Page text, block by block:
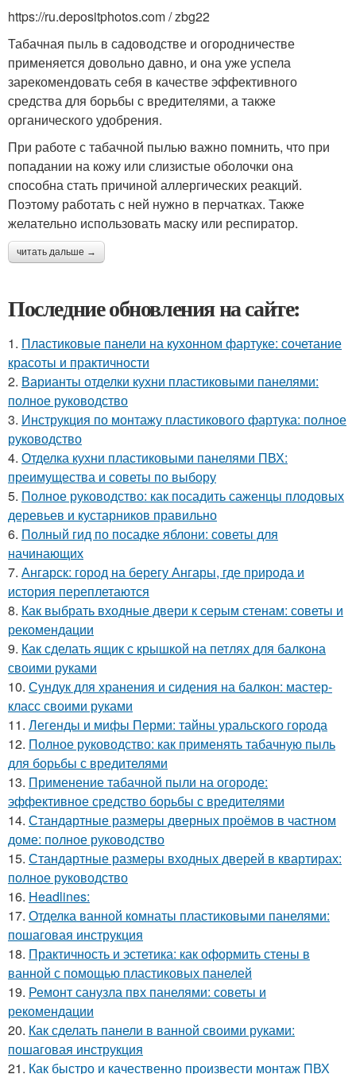
https://ru.depositphotos.com / zbg22
Табачная пыль в садоводстве и огородничестве
применяется довольно давно, и она уже успела
зарекомендовать себя в качестве эффективного
средства для борьбы с вредителями, а также
органического удобрения.
При работе с табачной пылью важно помнить, что при
попадании на кожу или слизистые оболочки она
способна стать причиной аллергических реакций.
Поэтому работать с ней нужно в перчатках. Также
желательно использовать маску или респиратор.
читать дальше →
Последние обновления на сайте:
1. Пластиковые панели на кухонном фартуке: сочетание
красоты и практичности
2. Варианты отделки кухни пластиковыми панелями:
полное руководство
3. Инструкция по монтажу пластикового фартука: полное
руководство
4. Отделка кухни пластиковыми панелями ПВХ:
преимущества и советы по выбору
5. Полное руководство: как посадить саженцы плодовых
деревьев и кустарников правильно
6. Полный гид по посадке яблони: советы для
начинающих
7. Ангарск: город на берегу Ангары, где природа и
история переплетаются
8. Как выбрать входные двери к серым стенам: советы и
рекомендации
9. Как сделать ящик с крышкой на петлях для балкона
своими руками
10. Сундук для хранения и сидения на балкон: мастер-
класс своими руками
11. Легенды и мифы Перми: тайны уральского города
12. Полное руководство: как применять табачную пыль
для борьбы с вредителями
13. Применение табачной пыли на огороде:
эффективное средство борьбы с вредителями
14. Стандартные размеры дверных проёмов в частном
доме: полное руководство
15. Стандартные размеры входных дверей в квартирах:
полное руководство
16. Headlines:
17. Отделка ванной комнаты пластиковыми панелями:
пошаговая инструкция
18. Практичность и эстетика: как оформить стены в
ванной с помощью пластиковых панелей
19. Ремонт санузла пвх панелями: советы и
рекомендации
20. Как сделать панели в ванной своими руками:
пошаговая инструкция
21. Как быстро и качественно произвести монтаж ПВХ